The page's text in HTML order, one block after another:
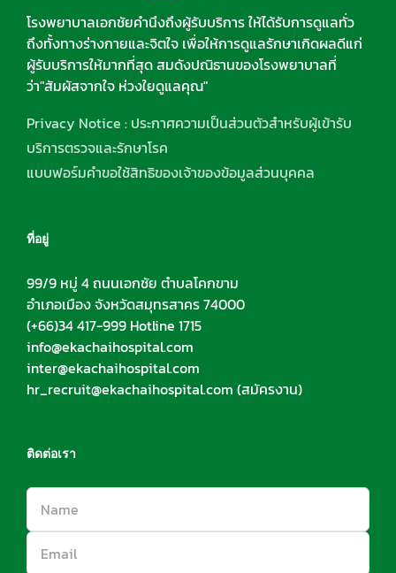
โรงพยาบาลเอกชัยคำนึงถึงผู้รับบริการ ให้ได้รับการดูแลทั่ว
ถึงทั้งทางร่างกายและจิตใจ เพื่อให้การดูแลรักษาเกิดผลดีแก่
ผู้รับบริการให้มากที่สุด สมดังปณิธานของโรงพยาบาลที่
ว่า"สัมผัสจากใจ ห่วงใยดูแลคุณ"
Privacy Notice : ประกาศความเป็นส่วนตัวสำหรับผู้เข้ารับ
บริการตรวจและรักษาโรค
แบบฟอร์มคำขอใช้สิทธิของเจ้าของข้อมูลส่วนบุคคล
ที่อยู่
99/9 หมู่ 4 ถนนเอกชัย ตำบลโคกขาม
อำเภอเมือง จังหวัดสมุทรสาคร 74000
(+66)34 417-999 Hotline 1715
info@ekachaihospital.com
inter@ekachaihospital.com
hr_recruit@ekachaihospital.com (สมัครงาน)
ติดต่อเรา